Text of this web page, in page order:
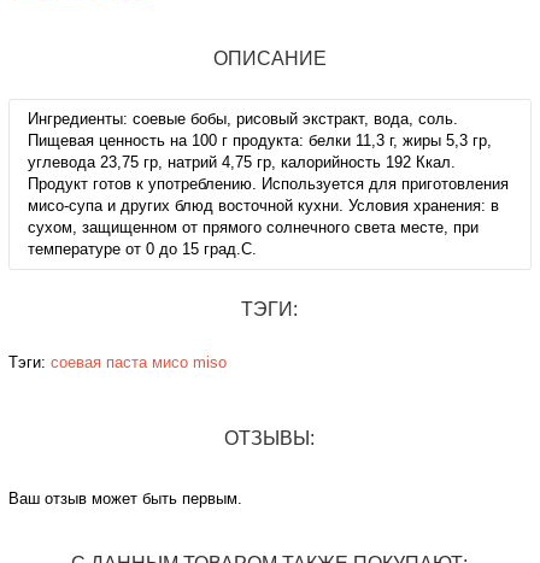
ОПИСАНИЕ
Ингредиенты: соевые бобы, рисовый экстракт, вода, соль.
Пищевая ценность на 100 г продукта: белки 11,3 г, жиры 5,3 гр,
углевода 23,75 гр, натрий 4,75 гр, калорийность 192 Ккал.
Продукт готов к употреблению. Используется для приготовления
мисо-супа и других блюд восточной кухни. Условия хранения: в
сухом, защищенном от прямого солнечного света месте, при
температуре от 0 до 15 град.С.
ТЭГИ:
Тэги: соевая паста мисо miso
ОТЗЫВЫ:
Ваш отзыв может быть первым.